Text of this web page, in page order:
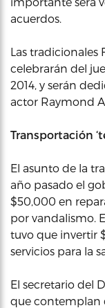
acuerdos.
Las tradicionales
celebrarán del
2014, y serán
actor Raymond
Transportación
El asunto de la
año pasado el
$50,000 en
por vandalismo.
tuvo que invertir
servicios para la
El secretario del
que contemplan